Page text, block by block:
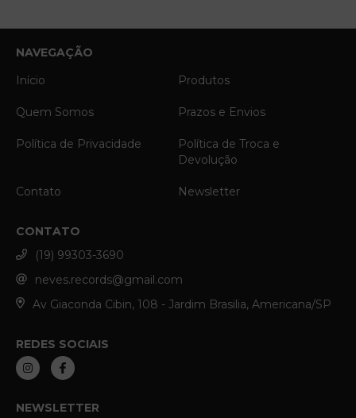
NAVEGAÇÃO
Início
Produtos
Quem Somos Prazos e Envios
Política de Privacidade
Política de Troca e
Devolução
Contato Newsletter
CONTATO
(19) 99303-3690
neves.records@gmail.com
Av Giaconda Cibin, 108 - Jardim Brasilia, Americana/SP
REDES SOCIAIS
NEWSLETTER